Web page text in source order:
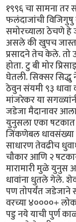
१९९६ चा सामना तर
फलंदाजांची विजिगुषु
समोरच्याला ठेचणे हे
असले की खुपच
प्रसादने तेच केले. तो
होता. टु बी मोर
घेतली. सिक्सर सिद्धु
ठेवुन संयमी ९३
मांजरेकर या
जडेजा मैदानावर
युनुसला एका षटकात
जिंकणेबल धावसंख्या
साधारण तेवढीच
चौकार आणि २
मारामारी मुळे युनुस
धावांना धुतले गेले.
पण तोपर्यंत जडेजाने
वरच्या ४००००+
पडु नये याची पुर्ण